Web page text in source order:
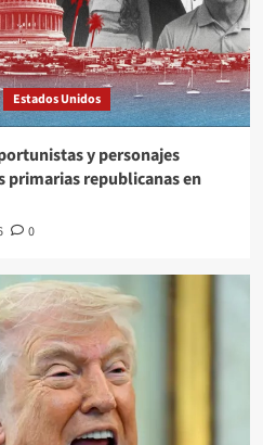
Estados Unidos
y personajes
primarias republicanas en
0